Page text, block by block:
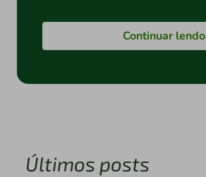
Continuar lendo
Últimos posts